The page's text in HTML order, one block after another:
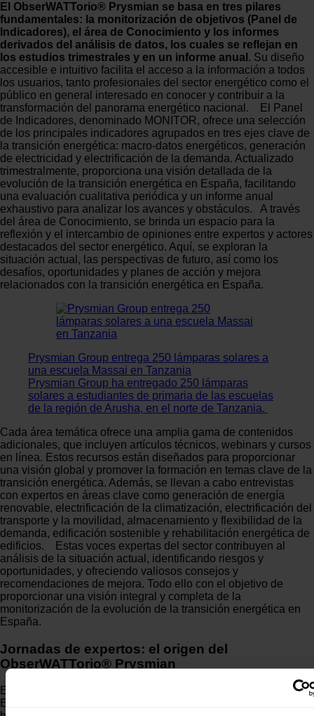
El ObserWATTorio® Prysmian se basa en tres pilares
fundamentales: la monitorización de objetivos (Panel de
Indicadores), el área de Conocimiento y los informes
derivados del análisis de datos, los cuales se reflejan en
los estudios trimestrales y en un informe anual. Su diseño
accesible e intuitivo facilita el acceso a la información a todos
los usuarios, tanto profesionales del sector energético como el
público en general interesado en conocer y contribuir a la
transformación del panorama energético nacional. El Panel
de Indicadores, denominado MONITOR, ofrece una selección
de los principales indicadores agrupados en tres ejes clave de
la transición energética: macro-datos energéticos, generación
de electricidad y electrificación de la demanda. Actualizado
trimestralmente, proporciona una visión detallada de la
evolución de la transición energética en España, facilitando
una evaluación cualitativa periódica y un informe anual
exhaustivo para analizar los avances y obstáculos. A través
del área de Conocimiento, se brinda un espacio para la
reflexión y el intercambio de opiniones entre expertos y actores
destacados del sector energético. Aquí, se exploran la
situación actual, las perspectivas de futuro, así como los
desafíos, oportunidades y planes de acción y mejora
relacionados con la transición energética en España.
Prysmian Group entrega 250 lámparas solares a
una escuela Massai en Tanzania
Prysmian Group ha entregado 250 lámparas
solares a estudiantes de primaria de las escuelas
de la región de Arusha, en el norte de Tanzania.
Cada área temática ofrece una amplia gama de contenidos
adicionales, que incluyen artículos técnicos, webinars y cursos
en línea. Estos recursos están diseñados para proporcionar
una visión global y promover la formación en temas clave de la
transición energética. Además, se llevan a cabo entrevistas
con expertos en áreas clave como generación de energía
renovable, electrificación de la climatización, electrificación del
transporte y la movilidad, almacenamiento y flexibilidad de la
demanda, edificación sostenible y rehabilitación energética de
edificios. Estas voces expertas del sector contribuyen al
análisis de la situación actual, identificando riesgos y
oportunidades, y ofreciendo valiosos consejos y
recomendaciones de mejora. Todo ello con el objetivo de
proporcionar una visión integral y completa de la
monitorización de la evolución de la transición energética en
España.
Jornadas de expertos: el origen del
ObserWATTorio® Prysmian
El ObserWATTorio® Prysmian dio inicio con la “1ª Jornada de
Expertos: Transición Energética. Su lanzamiento representa un